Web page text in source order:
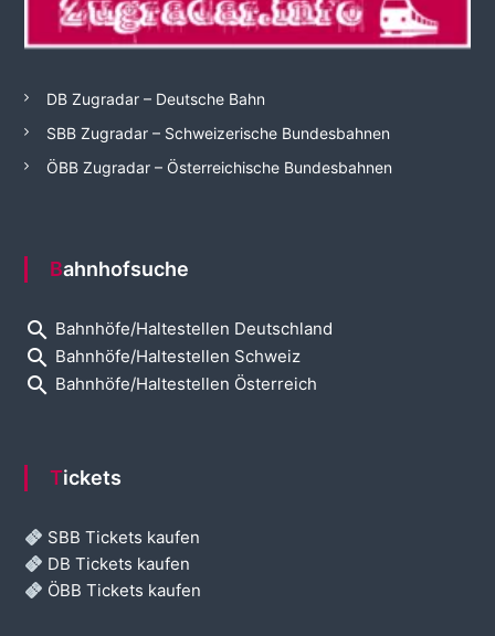
DB Zugradar – Deutsche Bahn
SBB Zugradar – Schweizerische Bundesbahnen
ÖBB Zugradar – Österreichische Bundesbahnen
Bahnhofsuche
search Bahnhöfe/Haltestellen Deutschland
search Bahnhöfe/Haltestellen Schweiz
search Bahnhöfe/Haltestellen Österreich
Tickets
SBB Tickets kaufen
DB Tickets kaufen
ÖBB Tickets kaufen